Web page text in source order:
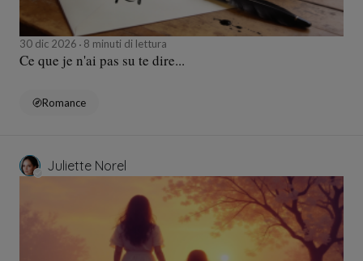
30 dic 2026 8 minuti di lettura
Ce que je n'ai pas su te dire...
Romance
Juliette Norel